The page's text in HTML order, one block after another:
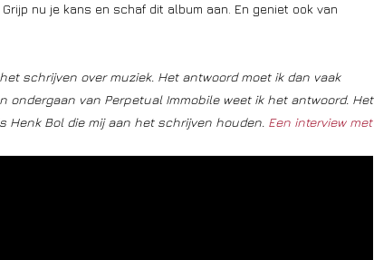
nu je kans en schaf dit album aan. En geniet ook van
schrijven over muziek. Het antwoord moet ik dan vaak
van Perpetual Immobile weet ik het antwoord. Het
Bol die mij aan het schrijven houden. Een interview met